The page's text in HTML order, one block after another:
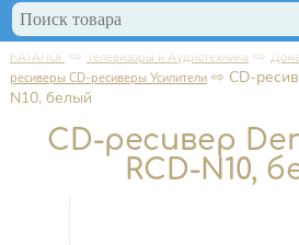
Форма поиска
Поиск
Вы здесь
КАТАЛОГ ⇨ Телевизоры и Аудиотехника ⇨
ресиверы CD-ресиверы Усилители⇨ CD-
N10, белый
CD-ресивер
RCD-N10,